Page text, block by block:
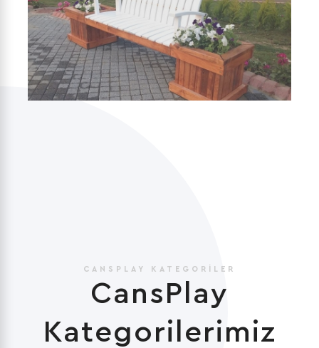
CANSPLAY KATEGORILER
CansPlay
Kategorilerimiz